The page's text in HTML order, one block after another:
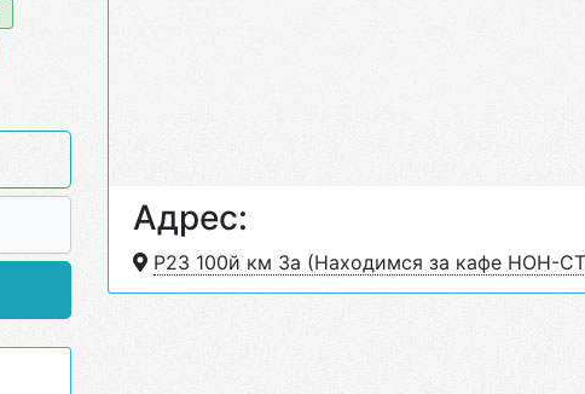
Адрес:
Р23 100й км 3а (Находимся за кафе НОН-